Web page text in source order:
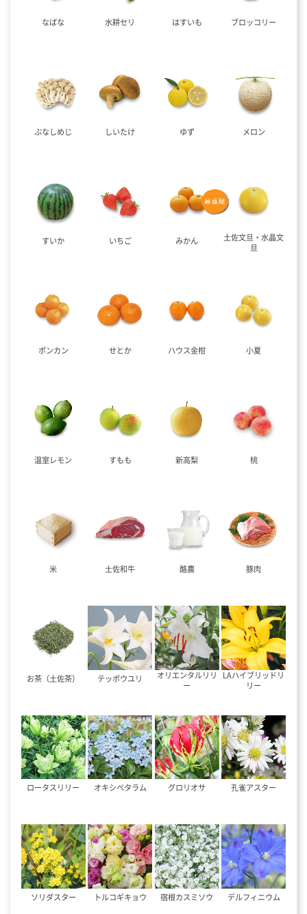
なばな 水耕セリ はすいも ブロッコリー
ぶなしめじ しいたけ ゆず メロン
すいか いちご みかん
土佐文旦・水晶文
旦
ポンカン せとか ハウス金柑 小夏
温室レモン すもも 新高梨 桃
米 土佐和牛 酪農 豚肉
お茶（土佐茶） テッポウユリ
オリエンタルリリ
ー
LAハイブリッドリ
リー
ロータスリリー オキシペタラム グロリオサ 孔雀アスター
ソリダスター トルコギキョウ 宿根カスミソウ デルフィニウム